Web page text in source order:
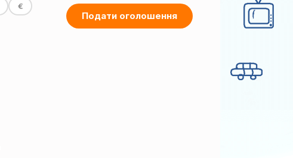
€
Подати оголошення